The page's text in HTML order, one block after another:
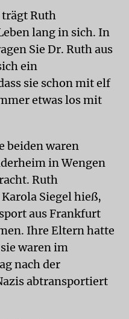
Ruth
lang in sich. In
Sie Dr. Ruth aus
ein
sie schon mit elf
etwas los mit
beiden waren
in Wengen
Ruth
Siegel hieß,
aus Frankfurt
Ihre Eltern hatte
waren im
nach der
abtransportiert